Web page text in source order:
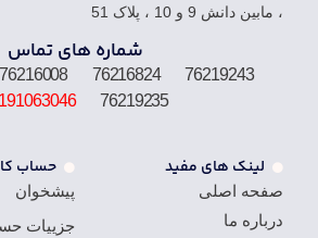
، مابین دانش 9 و 10 ، پلاک 51
شماره های تماس
76219235
لینک های مفید
صفحه اصلی
درباره ما
حساب
پیشخوان
جزییات